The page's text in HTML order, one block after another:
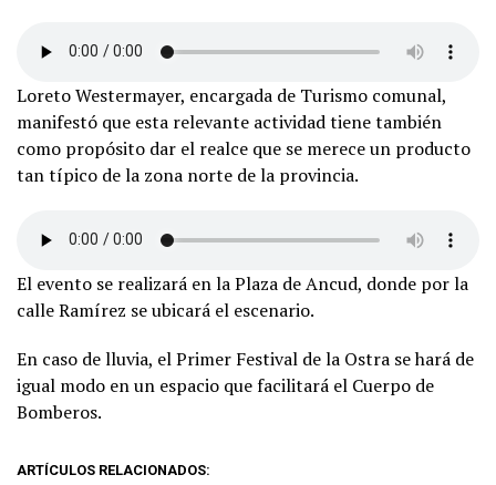
Loreto Westermayer, encargada de Turismo comunal,
manifestó que esta relevante actividad tiene también
como propósito dar el realce que se merece un producto
tan típico de la zona norte de la provincia.
El evento se realizará en la Plaza de Ancud, donde por la
calle Ramírez se ubicará el escenario.
En caso de lluvia, el Primer Festival de la Ostra se hará de
igual modo en un espacio que facilitará el Cuerpo de
Bomberos.
ARTÍCULOS RELACIONADOS: